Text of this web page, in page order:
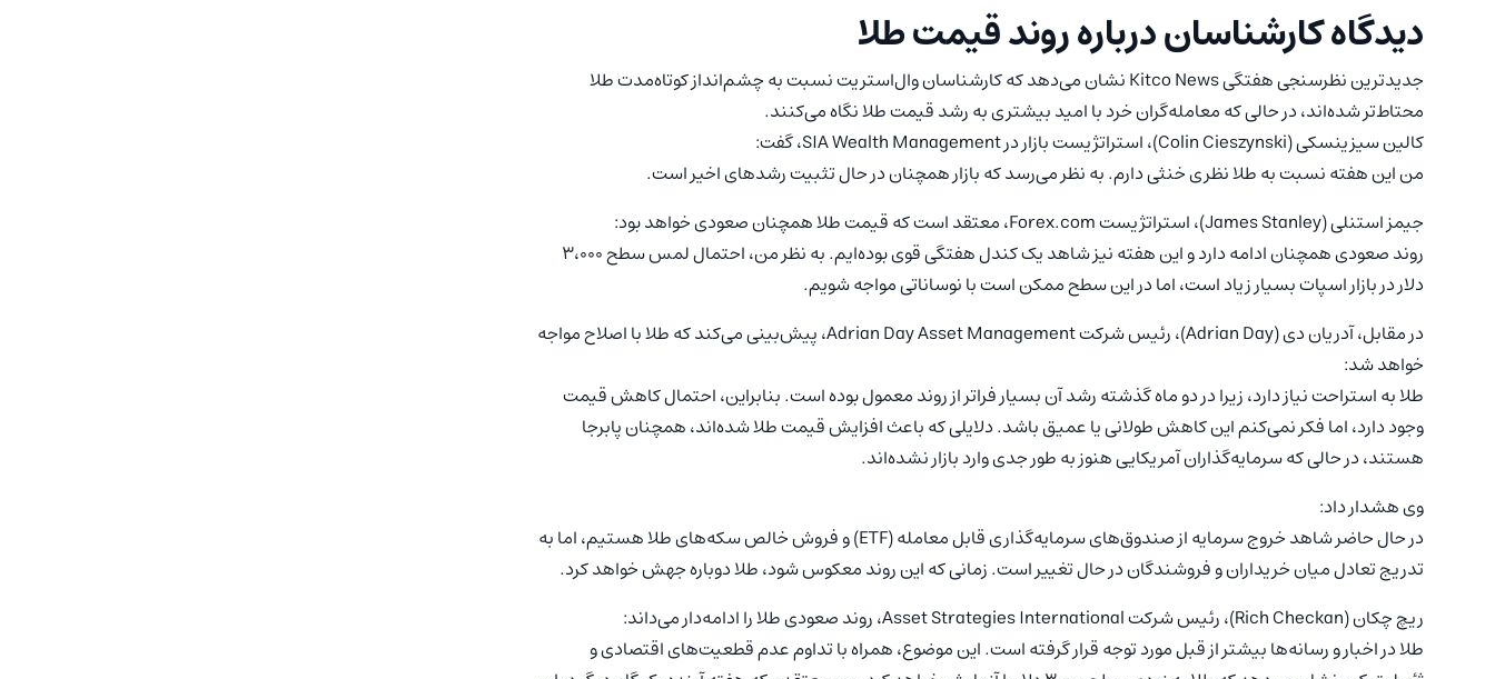
دیدگاه کارشناسان درباره روند قیمت طلا
جدیدترین نظرسنجی هفتگی Kitco News نشان می‌دهد که کارشناسان وال‌استریت نسبت به چشم‌انداز کوتاه‌مدت طلا
محتاط‌تر شده‌اند، در حالی که معامله‌گران خرد با امید بیشتری به رشد قیمت طلا نگاه می‌کنند.
کالین سیزینسکی (Colin Cieszynski)، استراتژیست بازار در SIA Wealth Management، گفت:
من این هفته نسبت به طلا نظری خنثی دارم. به نظر می‌رسد که بازار همچنان در حال تثبیت رشدهای اخیر است.
جیمز استنلی (James Stanley)، استراتژیست Forex.com، معتقد است که قیمت طلا همچنان صعودی خواهد بود:
روند صعودی همچنان ادامه دارد و این هفته نیز شاهد یک کندل هفتگی قوی بوده‌ایم. به نظر من، احتمال لمس سطح ۳،۰۰۰
دلار در بازار اسپات بسیار زیاد است، اما در این سطح ممکن است با نوساناتی مواجه شویم.
در مقابل، آدریان دی (Adrian Day)، رئیس شرکت Adrian Day Asset Management، پیش‌بینی می‌کند که طلا با اصلاح مواجه
خواهد شد:
طلا به استراحت نیاز دارد، زیرا در دو ماه گذشته رشد آن بسیار فراتر از روند معمول بوده است. بنابراین، احتمال کاهش قیمت
وجود دارد، اما فکر نمی‌کنم این کاهش طولانی یا عمیق باشد. دلایلی که باعث افزایش قیمت طلا شده‌اند، همچنان پابرجا
هستند، در حالی که سرمایه‌گذاران آمریکایی هنوز به طور جدی وارد بازار نشده‌اند.
وی هشدار داد:
در حال حاضر شاهد خروج سرمایه از صندوق‌های سرمایه‌گذاری قابل معامله (ETF) و فروش خالص سکه‌های طلا هستیم، اما به
تدریج تعادل میان خریداران و فروشندگان در حال تغییر است. زمانی که این روند معکوس شود، طلا دوباره جهش خواهد کرد.
ریچ چکان (Rich Checkan)، رئیس شرکت Asset Strategies International، روند صعودی طلا را ادامه‌دار می‌داند:
طلا در اخبار و رسانه‌ها بیشتر از قبل مورد توجه قرار گرفته است. این موضوع، همراه با تداوم عدم قطعیت‌های اقتصادی و